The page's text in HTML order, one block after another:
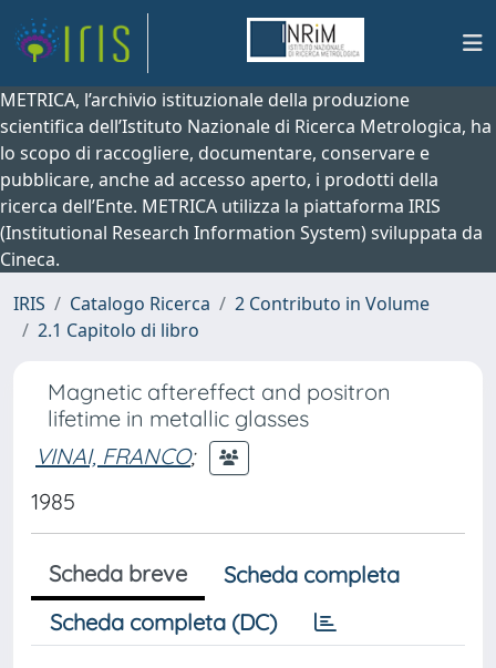
METRICA, l’archivio istituzionale della produzione
scientifica dell’Istituto Nazionale di Ricerca Metrologica, ha
lo scopo di raccogliere, documentare, conservare e
pubblicare, anche ad accesso aperto, i prodotti della
ricerca dell’Ente. METRICA utilizza la piattaforma IRIS
(Institutional Research Information System) sviluppata da
Cineca.
IRIS
Catalogo Ricerca
2 Contributo in Volume
2.1 Capitolo di libro
Magnetic aftereffect and positron
lifetime in metallic glasses
VINAI, FRANCO;
1985
Scheda breve
Scheda completa
Scheda completa (DC)